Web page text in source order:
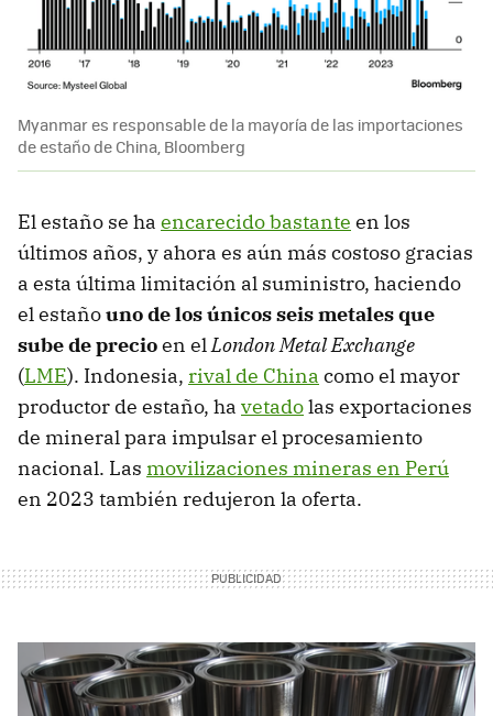
Myanmar es responsable de la mayoría de las importaciones
de estaño de China, Bloomberg
El estaño se ha encarecido bastante en los
últimos años, y ahora es aún más costoso gracias
a esta última limitación al suministro, haciendo
el estañouno de los únicos seis metales que
sube de precioen elLondon Metal Exchange
(LME). Indonesia, rival de China como el mayor
productor de estaño, ha vetadolas exportaciones
de mineral para impulsar el procesamiento
nacional. Las movilizaciones mineras en Perú
en 2023 también redujeron la oferta.